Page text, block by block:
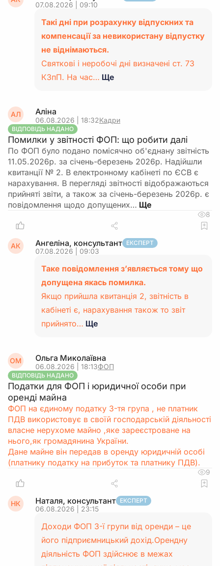
07.08.2026 | 09:10
Такі дні при розрахунку відпускних та
компенсації за невикористану відпустку
не віднімаються.
Святкові і неробочі дні визначені ст. 73
КЗпП. На час… Ще
АЛ Аліна
06.08.2026 | 18:32Кадри
ВІДПОВІДЬ НАДАНО
Помилки у звітності ФОП: що робити далі
По ФОП було подано помісячно об'єднану звітність
11.05.2026р. за січень-березень 2026р. Надійшли
квитанції № 2. В електронному кабінеті по ЄСВ є
нарахування. В перегляді звітності відображаються
прийняті звіти, а також за січень-березень 2026р. є
повідомлення щодо допущених…
8
АК Ангеліна, консультант ЕКСПЕРТ
07.08.2026 | 09:03
Таке повідомлення з’являється тому що
допущена якась помилка.
Якщо прийшла квитанція 2, звітність в
кабінеті є, нарахування також то звіт
прийнято… Ще
ОМ Ольга Миколаївна
06.08.2026 | 18:13ФОП
ВІДПОВІДЬ НАДАНО
Податки для ФОП і юридичної особи при
оренді майна
ФОП на єдиному податку 3-тя група , не платник
ПДВ використовує в своїй господарській діяльності
власне нерухоме майно ,яке зареєстроване на
нього,як громадянина України.
Дане майне він передав в оренду юридичній особі
(платнику податку на прибуток та платнику ПДВ).
9
НК Наталя, консультант ЕКСПЕРТ
06.08.2026 | 23:15
Доходи ФОП 3-ї групи від оренди – це
його підприємницький дохід.Орендну
діяльність ФОП здійснює в межах